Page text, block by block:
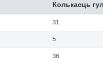
Колькасць
31
5
36